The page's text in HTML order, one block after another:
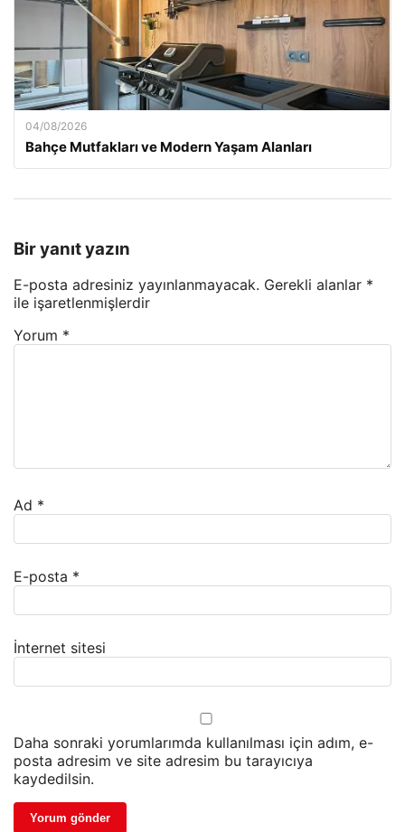
04/08/2026
Bahçe Mutfakları ve Modern Yaşam Alanları
Bir yanıt yazın
E-posta adresiniz yayınlanmayacak. Gerekli alanlar *
ile işaretlenmişlerdir
Yorum *
Ad *
E-posta *
İnternet sitesi
Daha sonraki yorumlarımda kullanılması için adım, e-
posta adresim ve site adresim bu tarayıcıya
kaydedilsin.